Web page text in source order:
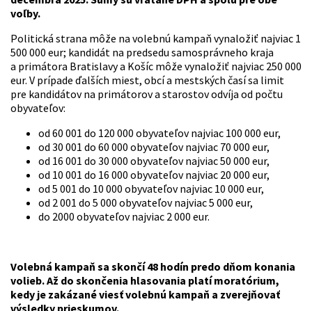
voľby.
Politická strana môže na volebnú kampaň vynaložiť najviac 1
500 000 eur; kandidát na predsedu samosprávneho kraja
a primátora Bratislavy a Košíc môže vynaložiť najviac 250 000
eur. V prípade ďalších miest, obcí a mestských časí sa limit
pre kandidátov na primátorov a starostov odvíja od počtu
obyvateľov:
od 60 001 do 120 000 obyvateľov najviac 100 000 eur,
od 30 001 do 60 000 obyvateľov najviac 70 000 eur,
od 16 001 do 30 000 obyvateľov najviac 50 000 eur,
od 10 001 do 16 000 obyvateľov najviac 20 000 eur,
od 5 001 do 10 000 obyvateľov najviac 10 000 eur,
od 2 001 do 5 000 obyvateľov najviac 5 000 eur,
do 2000 obyvateľov najviac 2 000 eur.
Volebná kampaň sa skončí 48 hodín predo dňom konania
volieb. Až do skončenia hlasovania platí moratórium,
kedy je zakázané viesť volebnú kampaň a zverejňovať